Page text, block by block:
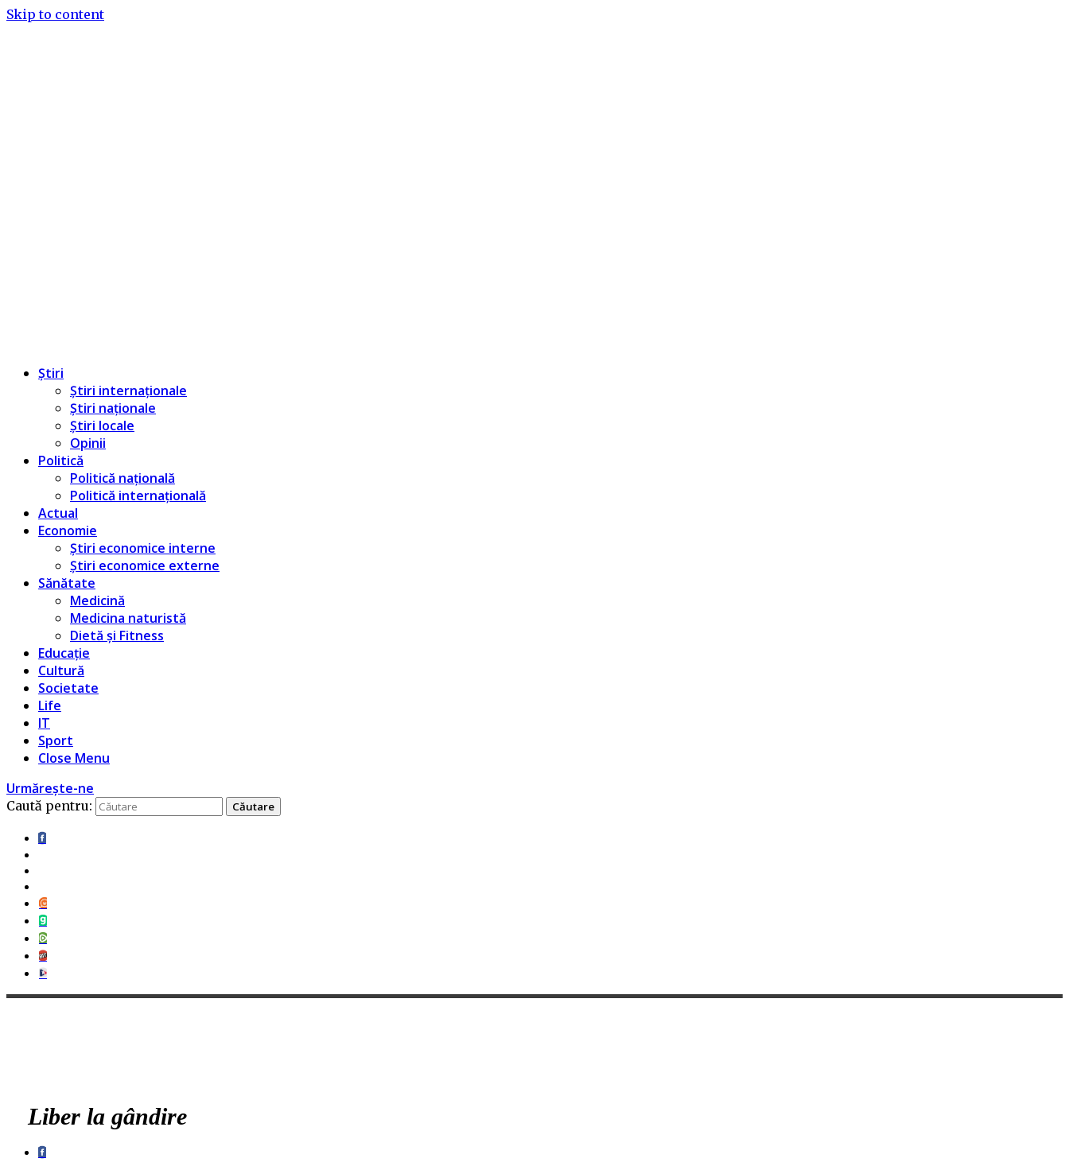
Skip to content
Știri
Știri internaționale
Știri naționale
Știri locale
Opinii
Politică
Politică națională
Politică internațională
Actual
Economie
Știri economice interne
Știri economice externe
Sănătate
Medicină
Medicina naturistă
Dietă și Fitness
Educație
Cultură
Societate
Life
IT
Sport
Close Menu
Urmărește-ne
Caută pentru:
Liber la gândire